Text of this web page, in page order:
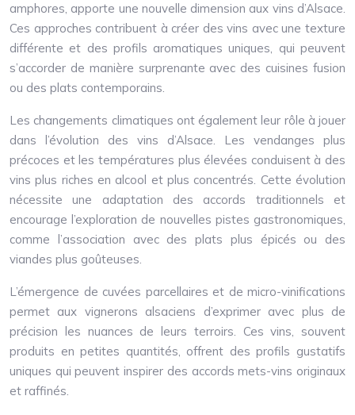
amphores, apporte une nouvelle dimension aux vins d’Alsace.
Ces approches contribuent à créer des vins avec une texture
différente et des profils aromatiques uniques, qui peuvent
s’accorder de manière surprenante avec des cuisines fusion
ou des plats contemporains.
Les changements climatiques ont également leur rôle à jouer
dans l’évolution des vins d’Alsace. Les vendanges plus
précoces et les températures plus élevées conduisent à des
vins plus riches en alcool et plus concentrés. Cette évolution
nécessite une adaptation des accords traditionnels et
encourage l’exploration de nouvelles pistes gastronomiques,
comme l’association avec des plats plus épicés ou des
viandes plus goûteuses.
L’émergence de cuvées parcellaires et de micro-vinifications
permet aux vignerons alsaciens d’exprimer avec plus de
précision les nuances de leurs terroirs. Ces vins, souvent
produits en petites quantités, offrent des profils gustatifs
uniques qui peuvent inspirer des accords mets-vins originaux
et raffinés.